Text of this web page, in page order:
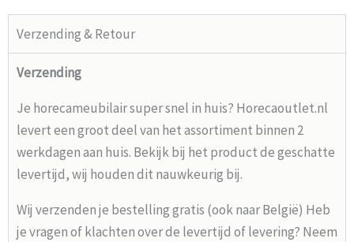
Verzending & Retour
Verzending
Je horecameubilair super snel in huis? Horecaoutlet.nl
levert een groot deel van het assortiment binnen 2
werkdagen aan huis. Bekijk bij het product de geschatte
levertijd, wij houden dit nauwkeurig bij.
Wij verzenden je bestelling gratis (ook naar België) Heb
je vragen of klachten over de levertijd of levering? Neem